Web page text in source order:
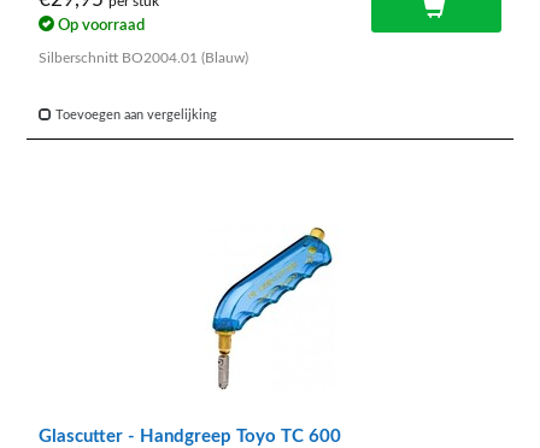
Op voorraad
Silberschnitt BO2004.01 (Blauw)
Toevoegen aan vergelijking
Glascutter - Handgreep Toyo TC 600